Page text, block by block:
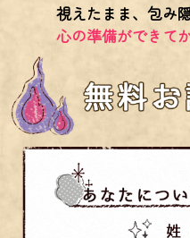
視えたまま、包み
心の準備ができて